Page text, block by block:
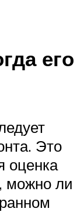
его
Это
оценка
можно ли